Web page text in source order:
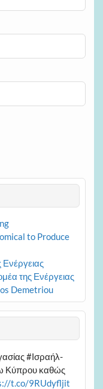
to Produce
της Ενέργειας
Demetriou
#Ισραήλ-
Κύπρου καθώς
t.co/9RUdyfljit